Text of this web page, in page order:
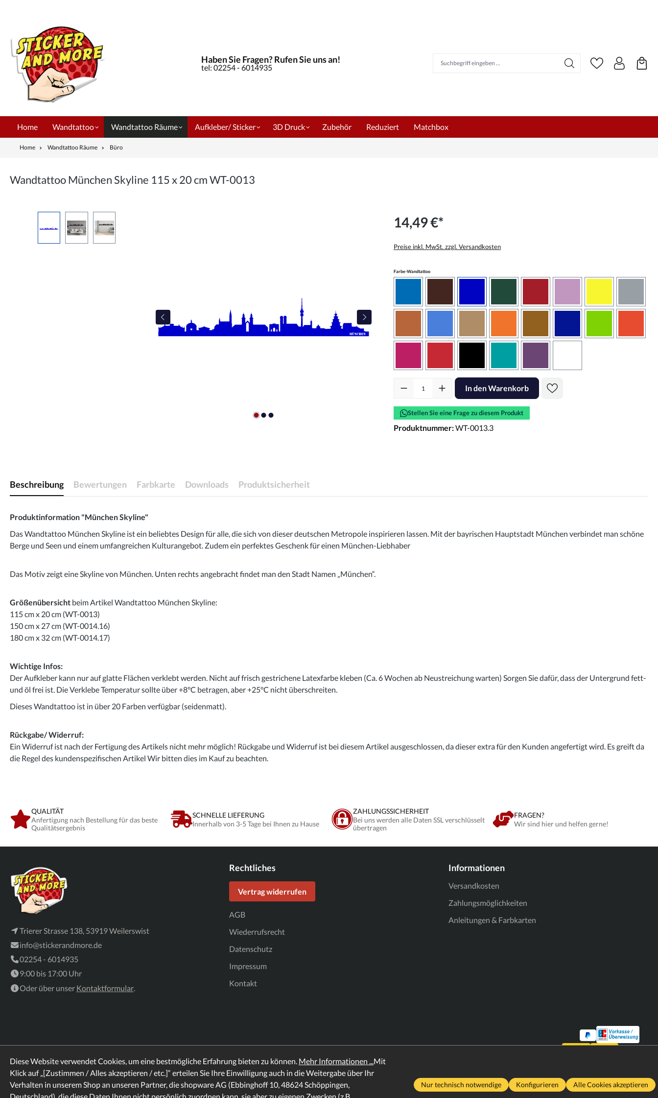
Haben Sie Fragen? Rufen Sie uns an!
tel: 02254 - 6014935
Home Wandtattoo Wandtattoo Räume Aufkleber/ Sticker 3D Druck Zubehör Reduziert Matchbox
Home Wandtattoo Räume Büro
Wandtattoo München Skyline 115 x 20 cm WT-0013
14,49 €*
Preise inkl. MwSt. zzgl. Versandkosten
Farbe-Wandtattooauswählen
Produkt Anzahl: Gib den gewünschten Wert ein oder benutze die Schaltflächen
In den Warenkorb
Stellen Sie eine Frage zu diesem Produkt
Produktnummer:WT-0013.3
Beschreibung Bewertungen Farbkarte Downloads Produktsicherheit
Produktinformation "München Skyline"
Das Wandtattoo München Skyline ist ein beliebtes Design für alle, die sich von dieser deutschen Metropole inspirieren lassen. Mit der bayrischen Hauptstadt München verbindet man schöne
Berge und Seen und einem umfangreichen Kulturangebot. Zudem ein perfektes Geschenk für einen München-Liebhaber
Das Motiv zeigt eine Skyline von München. Unten rechts angebracht findet man den Stadt Namen „München“.
Größenübersicht beim Artikel Wandtattoo München Skyline:
115 cm x 20 cm (WT-0013)
150 cm x 27 cm (WT-0014.16)
180 cm x 32 cm (WT-0014.17)
Wichtige Infos:
Der Aufkleber kann nur auf glatte Flächen verklebt werden. Nicht auf frisch gestrichene Latexfarbe kleben (Ca. 6 Wochen ab Neustreichung warten) Sorgen Sie dafür, dass der Untergrund fett-
und öl frei ist. Die Verklebe Temperatur sollte über +8°C betragen, aber +25°C nicht überschreiten.
Dieses Wandtattoo ist in über 20 Farben verfügbar (seidenmatt).
Rückgabe/ Widerruf:
Ein Widerruf ist nach der Fertigung des Artikels nicht mehr möglich! Rückgabe und Widerruf ist bei diesem Artikel ausgeschlossen, da dieser extra für den Kunden angefertigt wird. Es greift da
die Regel des kundenspezifischen Artikel Wir bitten dies im Kauf zu beachten.
QUALITÄT
Anfertigung nach Bestellung für das beste
Qualitätsergebnis
SCHNELLE LIEFERUNG
Innerhalb von 3-5 Tage bei Ihnen zu Hause
ZAHLUNGSSICHERHEIT
Bei uns werden alle Daten SSL verschlüsselt
übertragen
FRAGEN?
Wir sind hier und helfen gerne!
Trierer Strasse 138, 53919 Weilerswist
info@stickerandmore.de
02254 - 6014935
9:00 bis 17:00 Uhr
Oder über unser Kontaktformular.
Rechtliches
Vertrag widerrufen
AGB
Wiederrufsrecht
Datenschutz
Impressum
Kontakt
Informationen
Versandkosten
Zahlungsmöglichkeiten
Anleitungen & Farbkarten
Rechtliches
Informationen
Diese Website verwendet Cookies, um eine bestmögliche Erfahrung bieten zu können. Mehr Informationen ...Mit
Klick auf „[Zustimmen / Alles akzeptieren / etc.]“ erteilen Sie Ihre Einwilligung auch in die Weitergabe über Ihr
Verhalten in unserem Shop an unseren Partner, die shopware AG (Ebbinghoff 10, 48624 Schöppingen,
Nur technisch notwendige Konfigurieren Alle Cookies akzeptieren